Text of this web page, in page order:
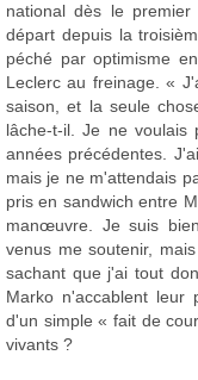
national dès le
départ depuis la
péché par optimisme
Leclerc au freinage. «
saison, et la seule
lâche-t-il. Je ne voulais
années précédentes.
mais je ne m'attendais
pris en sandwich entre
manœuvre. Je suis
venus me soutenir,
sachant que j'ai tout
Marko n'accablent leur
d'un simple « fait de
vivants ?